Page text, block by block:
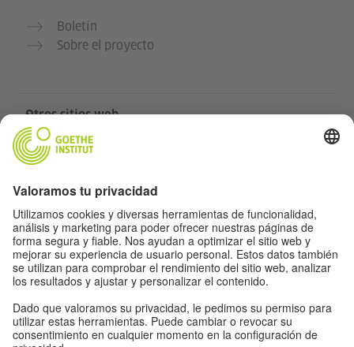
Boletín
Sobre el proyecto
Otros sitios web
Community „Deutsch für dich“
Cursos de alemán del Goethe-Institut
Portal para docentes “Deutschstunde”
Privacidad y accesibilidad
Protección de datos y accesibilidad
Accesibilidad